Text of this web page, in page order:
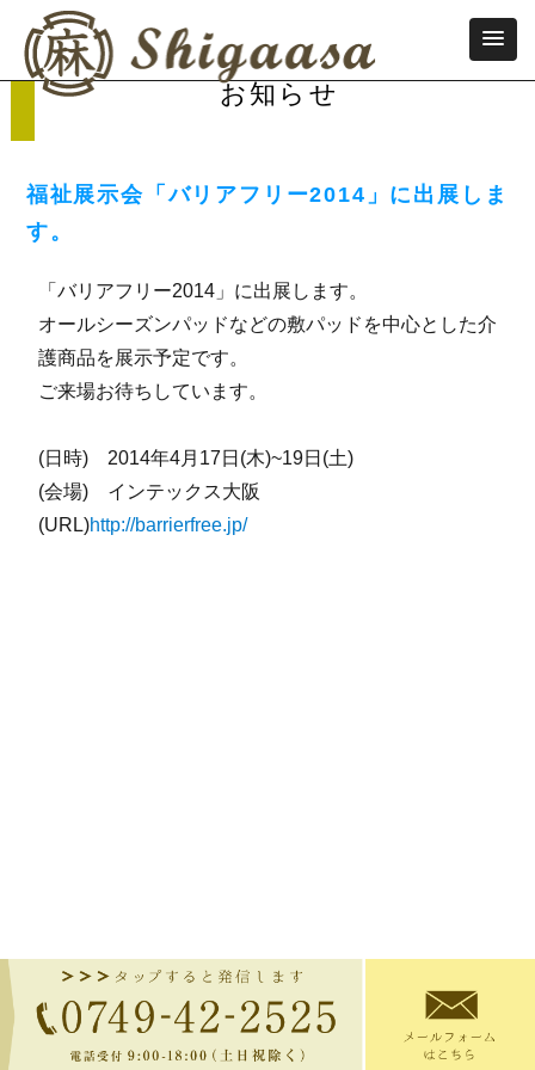
お知らせ
福祉展示会「バリアフリー2014」に出展しま
す。
「バリアフリー2014」に出展します。
オールシーズンパッドなどの敷パッドを中心とした介
護商品を展示予定です。
ご来場お待ちしています。
(日時) 2014年4月17日(木)~19日(土)
(会場) インテックス大阪
(URL)http://barrierfree.jp/